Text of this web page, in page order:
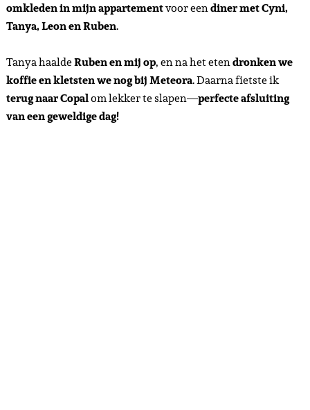
omkleden in mijn appartementvoor eendiner met Cyni,
Tanya, Leon en Ruben.
Tanya haaldeRuben en mij op, en na het etendronken we
koffie en kletsten we nog bij Meteora. Daarna fietste ik
terug naar Copalom lekker te slapen—perfecte afsluiting
van een geweldige dag!